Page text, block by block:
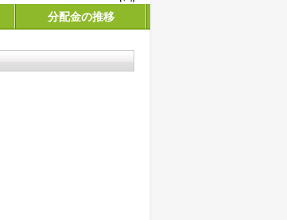
分配金の推移